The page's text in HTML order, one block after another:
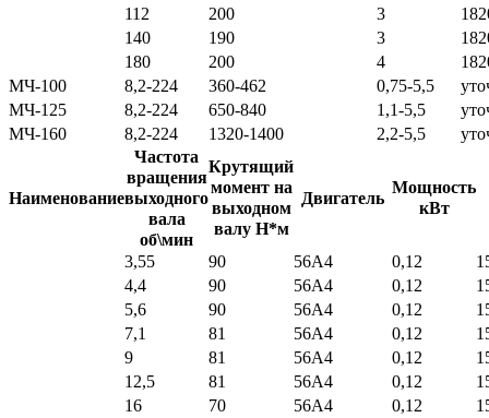
112
200 3
140
190 3
180
200 4
МЧ-100
8,2-224 360-462 0,75-5,5
МЧ-125
8,2-224 650-840 1,1-5,5
МЧ-160
8,2-224 1320-1400 2,2-5,5
Наименование
Частота
вращения
выходного
вала
об\мин
Крутящий
момент на
выходном
валу Н*м
Двигатель
Мощность
кВт
3,55 90 56А4 0,12
4,4
90 56А4 0,12
5,6
90 56А4 0,12
7,1
81 56А4 0,12
9
81 56А4 0,12
12,5
81 56А4 0,12
16
70 56А4 0,12